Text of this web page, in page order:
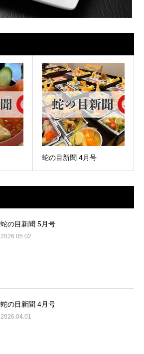
蛇の目新聞 4月号
蛇の目新聞 5月号
2026.05.02
蛇の目新聞 4月号
2026.04.01